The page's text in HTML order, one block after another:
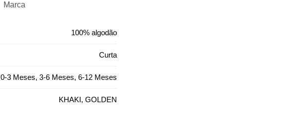
Marca
100% algodão
Curta
0-3 Meses, 3-6 Meses, 6-12 Meses
KHAKI, GOLDEN